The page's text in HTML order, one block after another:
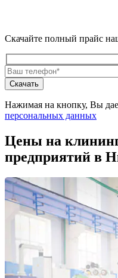
Скачайте полный прайс
Нажимая на кнопку, Вы
персональных данных
Цены на
предприятий в